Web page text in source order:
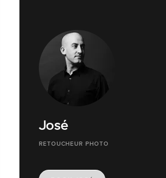
José
RETOUCHEUR PHOTO